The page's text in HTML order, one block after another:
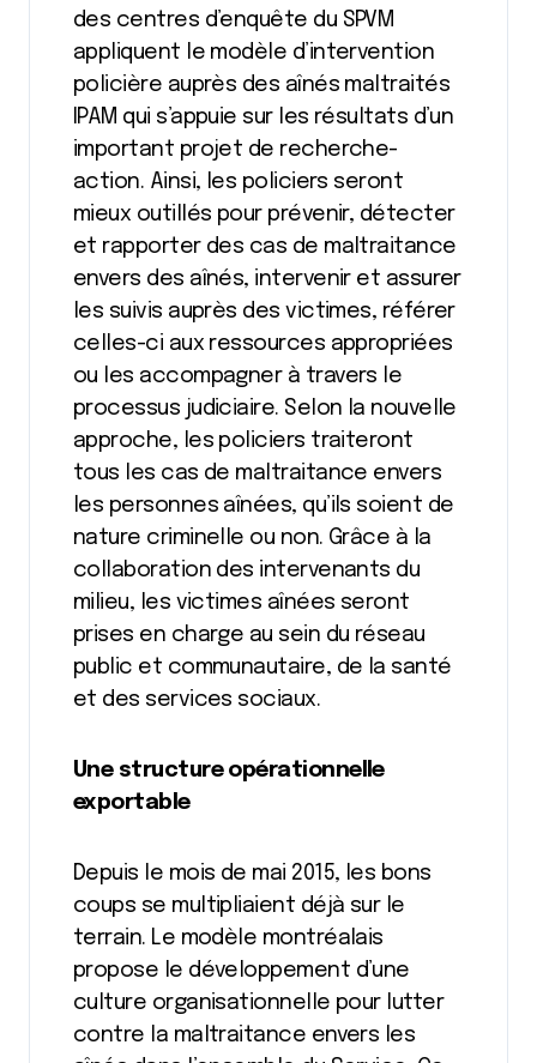
des centres d’enquête du SPVM
appliquent le modèle d’intervention
policière auprès des aînés maltraités
IPAM qui s’appuie sur les résultats d’un
important projet de recherche-
action. Ainsi, les policiers seront
mieux outillés pour prévenir, détecter
et rapporter des cas de maltraitance
envers des aînés, intervenir et assurer
les suivis auprès des victimes, référer
celles-ci aux ressources appropriées
ou les accompagner à travers le
processus judiciaire. Selon la nouvelle
approche, les policiers traiteront
tous les cas de maltraitance envers
les personnes aînées, qu’ils soient de
nature criminelle ou non. Grâce à la
collaboration des intervenants du
milieu, les victimes aînées seront
prises en charge au sein du réseau
public et communautaire, de la santé
et des services sociaux.
Une structure opérationnelle
exportable
Depuis le mois de mai 2015, les bons
coups se multipliaient déjà sur le
terrain. Le modèle montréalais
propose le développement d’une
culture organisationnelle pour lutter
contre la maltraitance envers les